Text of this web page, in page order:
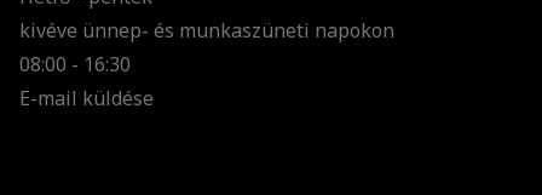
kivéve ünnep- és munkaszüneti napokon
08:00 - 16:30
E-mail küldése